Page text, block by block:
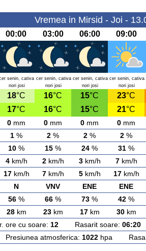
Vremea in Mirsid - Joi -
00:00 03:00 06:00 09:00
senin, cativa
nori josi
cer senin, cativa
nori josi
cer senin, cativa
nori josi
cer senin, cativa
nori josi
18°C 16°C 15°C 23°C
17°C 16°C 15°C 21°C
0 mm 0 mm 0 mm 0 mm
1 % 2 % 2 % 2 %
10 % 15 % 24 % 31 %
4km/h 2km/h 3km/h 7km/h
17km/h 7km/h 5km/h 17km/h
N VNV ENE ENE
56 % 66 % 73 % 42 %
28km 23km 17km 30km
ore cu soare: 12Rasarit soare: 06:20
atmosferica: 1022hpa